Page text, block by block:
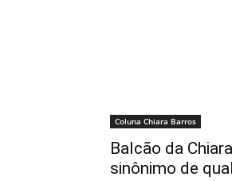
Coluna Chiara Barros
Balcão da
sinônimo de